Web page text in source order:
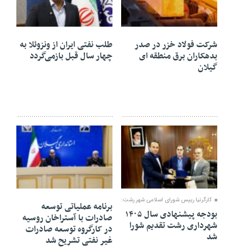
۱۱ بهمن ۱۴۰۴
شرکت فولاد خزر در صدر
بدهکاران برق منطقه ای
گیلان
۰۷ بهمن ۱۴۰۴
طلب نفتی ایران از ونزوئلا به
چهار سال قبل بازمی‌گردد
۰۷ بهمن ۱۴۰۴
کارگرنیا رییس شورای اسلامی شهر رشت:
بودجه پیشنهادی سال ۱۴۰۵
شهرداری رشت تقدیم شورا
شد
برنامه عملیاتی توسعه
صادرات با آستراخان روسیه
در کارگروه توسعه صادرات
غیر نفتی تشریح شد